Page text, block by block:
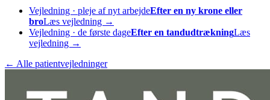
Vejledning · pleje af nyt arbejdeEfter en ny krone eller
broLæs vejledning →
Vejledning · de første dageEfter en tandudtrækningLæs
vejledning →
← Alle patientvejledninger